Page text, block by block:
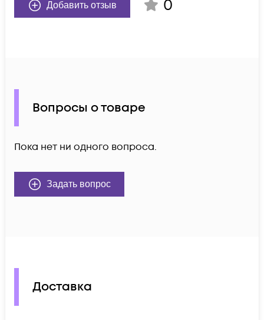
Добавить отзыв 0
Вопросы о товаре
Пока нет ни одного вопроса.
Задать вопрос
Доставка